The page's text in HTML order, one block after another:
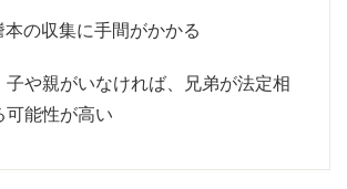
の収集に手間がかかる
子や親がいなければ、兄弟が法定相
可能性が高い